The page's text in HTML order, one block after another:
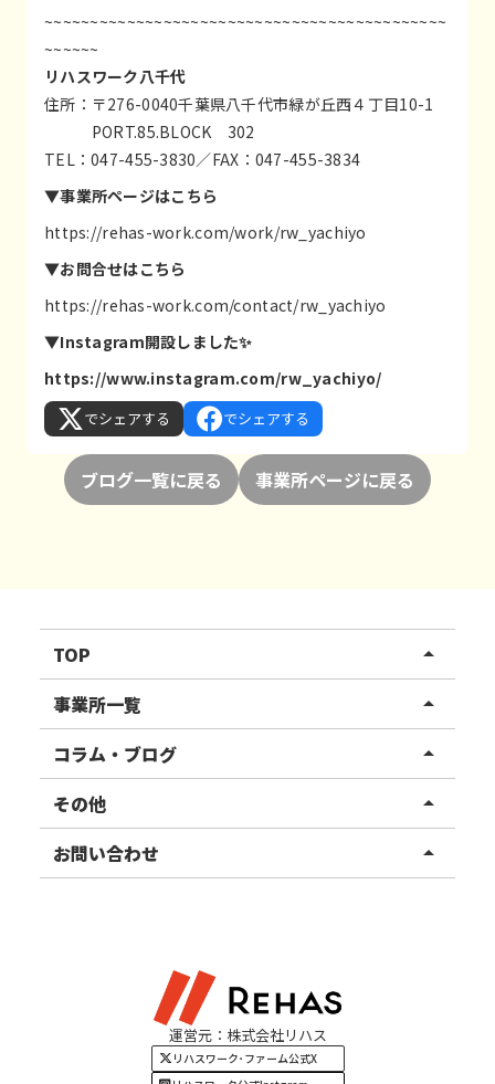
~~~~~~~~~~~~~~~~~~~~~~~~~~~~~~~~~~~~~~~~~~~~
~~~~~~
リハスワーク八千代
住所：〒276-0040千葉県八千代市緑が丘西４丁目10-1
PORT.85.BLOCK 302
TEL：047-455-3830／FAX：047-455-3834
▼事業所ページはこちら
https://rehas-work.com/work/rw_yachiyo
▼お問合せはこちら
https://rehas-work.com/contact/rw_yachiyo
▼Instagram開設しました✨
https://www.instagram.com/rw_yachiyo/
でシェアする でシェアする
ブログ一覧に戻る 事業所ページに戻る
TOP arrow_drop_up
リハスワーク
リハスファーム
事業所一覧 arrow_drop_up
関東エリア
東北エリア
甲信越エリア
四国・九州エリア
コラム・ブログ arrow_drop_up
事業所ブログ
ご利用者様の声
その他 arrow_drop_up
お知らせ
お問い合わせ arrow_drop_up
運営元：株式会社リハス
リハスワーク･ファーム公式X